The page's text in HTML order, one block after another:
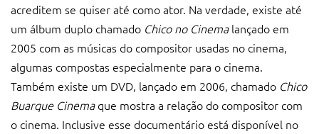
acreditem se quiser até como ator. Na verdade, existe até
um álbum duplo chamado Chico no Cinemalançado em
2005 com as músicas do compositor usadas no cinema,
algumas compostas especialmente para o cinema.
Também existe um DVD, lançado em 2006, chamado Chico
Buarque Cinemaque mostra a relação do compositor com
o cinema. Inclusive esse documentário está disponível no